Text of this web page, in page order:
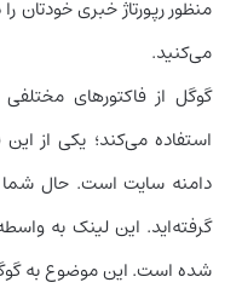
منظور رپورتاژ خبری خودتان
می‌کنید.
استفاده می‌کند؛ یکی از این
دامنه سایت است. حال شما
گرفته‌اید. این لینک به
شده است. این موضوع به